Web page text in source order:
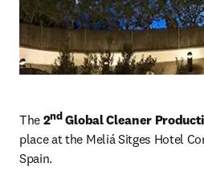
The 2nd Global Cleaner
place at the Meliá Sitges Hotel
Spain.